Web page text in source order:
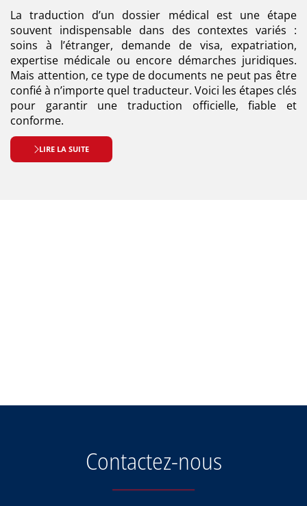
La traduction d’un dossier médical est une étape
souvent indispensable dans des contextes variés :
soins à l’étranger, demande de visa, expatriation,
expertise médicale ou encore démarches juridiques.
Mais attention, ce type de documents ne peut pas être
confié à n’importe quel traducteur. Voici les étapes clés
pour garantir une traduction officielle, fiable et
conforme.
LIRE LA SUITE
Contactez-nous